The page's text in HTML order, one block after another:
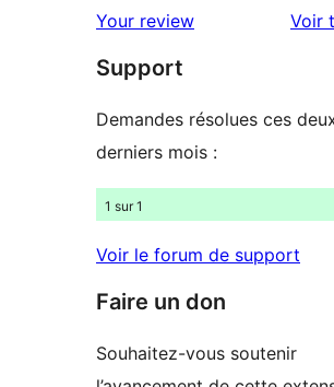
2
à
1
Your review Voir
Support
Demandes résolues ces
derniers mois :
1 sur 1
Voir le forum de support
Faire un don
Souhaitez-vous soutenir